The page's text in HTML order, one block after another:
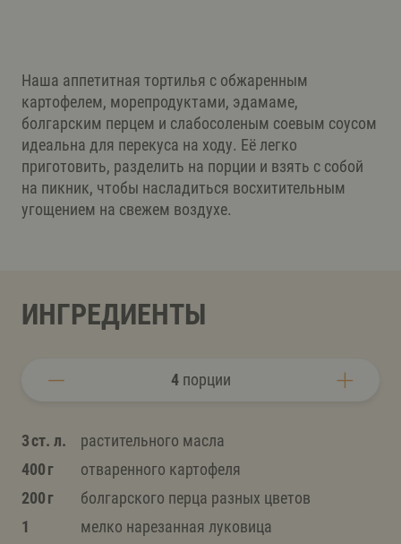
Наша аппетитная тортилья с обжаренным
картофелем, морепродуктами, эдамаме,
болгарским перцем и слабосоленым соевым соусом
идеальна для перекуса на ходу. Её легко
приготовить, разделить на порции и взять с собой
на пикник, чтобы насладиться восхитительным
угощением на свежем воздухе.
ИНГРЕДИЕНТЫ
4порции
3 ст. л.
растительного масла
400 г
отваренного картофеля
200 г
болгарского перца разных цветов
1
мелко нарезанная луковица